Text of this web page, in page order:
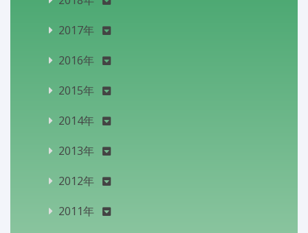
2017年
2016年
2015年
2014年
2013年
2012年
2011年